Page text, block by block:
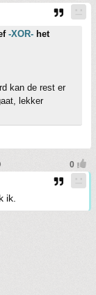
-XOR- het
kan de rest er
lekker
ik.